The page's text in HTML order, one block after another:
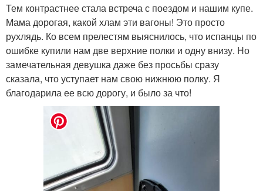
Тем контрастнее стала встреча с поездом и нашим купе.
Мама дорогая, какой хлам эти вагоны! Это просто
рухлядь. Ко всем прелестям выяснилось, что испанцы по
ошибке купили нам две верхние полки и одну внизу. Но
замечательная девушка даже без просьбы сразу
сказала, что уступает нам свою нижнюю полку. Я
благодарила ее всю дорогу, и было за что!